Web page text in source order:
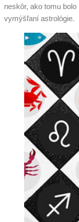
neskôr, ako tomu bolo
vymýšľaní astrológie.